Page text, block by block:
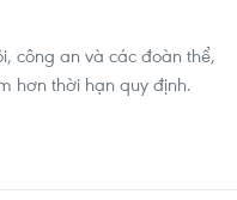
công an và các đoàn thể,
hơn thời hạn quy định.